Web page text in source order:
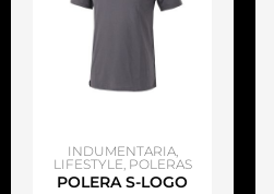
AÑADIR AL CARRITO
INDUMENTARIA,
LIFESTYLE, POLERAS
POLERA S-LOGO